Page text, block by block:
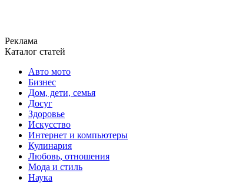
Реклама
Каталог статей
Авто мото
Бизнес
Дом, дети, семья
Досуг
Здоровье
Искусство
Интернет и компьютеры
Кулинария
Любовь, отношения
Мода и стиль
Наука